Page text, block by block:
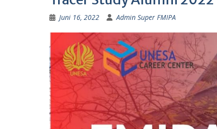
Juni 16, 2022 Admin Super FMIPA